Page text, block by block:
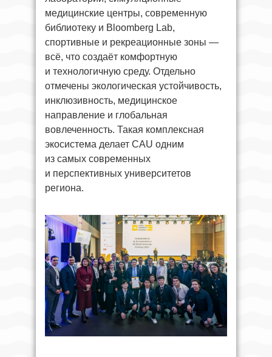
медицинские центры, современную
библиотеку и Bloomberg Lab,
спортивные и рекреационные зоны —
всё, что создаёт комфортную
и технологичную среду. Отдельно
отмечены экологическая устойчивость,
инклюзивность, медицинское
направление и глобальная
вовлеченность. Такая комплексная
экосистема делает CAU одним
из самых современных
и перспективных университетов
региона.